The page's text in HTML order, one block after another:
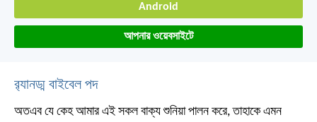
Android
আপনার ওয়েবসাইটে
র‌্যানড্ম বাইবেল পদ
অতএব যে কেহ আমার এই সকল বাক্য শুনিয়া পালন করে, তাহাকে এমন